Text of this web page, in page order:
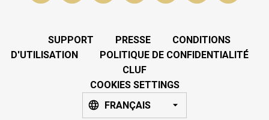
SUPPORT PRESSE
CONDITIONS
D'UTILISATION
POLITIQUE DE CONFIDENTIALITÉ
CLUF
COOKIES SETTINGS
FRANÇAIS